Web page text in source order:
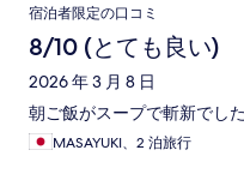
宿泊者限定の口コミ
8/10 (とても良い)
2026 年 3 月 8 日
朝ご飯がスープで斬新でした
MASAYUKI、2 泊旅行